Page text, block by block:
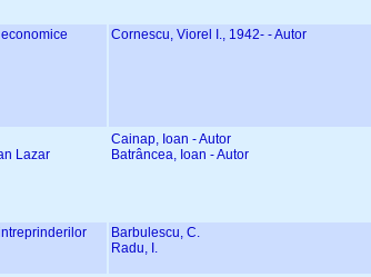
Cornescu, Viorel I., 1942- - Autor
Lazar
Cainap, Ioan - Autor
Batrâncea, Ioan - Autor
Barbulescu, C.
Radu, I.